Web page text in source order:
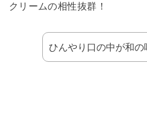
クリームの相性抜群！
ひんやり口の中が和